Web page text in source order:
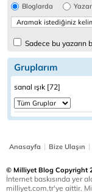
Bloglarda
Sadece bu yazarın
Gruplarım
sanal ışık [72]
Anasayfa | Bize Ulaşın |
© Milliyet Blog Copyright
İnternet baskısında yer
milliyet.com.tr'ye aittir.